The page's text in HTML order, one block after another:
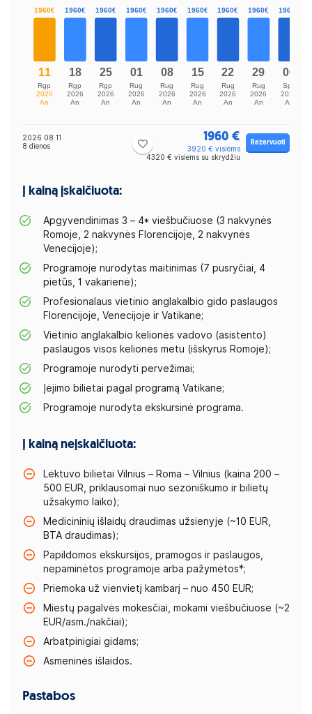
2026 08 11
8 dienos
1960 €
3920 € visiems
4320 € visiems su skrydžiu
Rezervuoti
Į kainą įskaičiuota:
Apgyvendinimas 3 – 4* viešbučiuose (3 nakvynės
Romoje, 2 nakvynės Florencijoje, 2 nakvynės
Venecijoje);
Programoje nurodytas maitinimas (7 pusryčiai, 4
pietūs, 1 vakarienė);
Profesionalaus vietinio anglakalbio gido paslaugos
Florencijoje, Venecijoje ir Vatikane;
Vietinio anglakalbio kelionės vadovo (asistento)
paslaugos visos kelionės metu (išskyrus Romoje);
Programoje nurodyti pervežimai;
Įėjimo bilietai pagal programą Vatikane;
Programoje nurodyta ekskursinė programa.
Į kainą neįskaičiuota:
Lėktuvo bilietai Vilnius – Roma – Vilnius (kaina 200 –
500 EUR, priklausomai nuo sezoniškumo ir bilietų
užsakymo laiko);
Medicininių išlaidų draudimas užsienyje (~10 EUR,
BTA draudimas);
Papildomos ekskursijos, pramogos ir paslaugos,
nepaminėtos programoje arba pažymėtos*;
Priemoka už vienvietį kambarį – nuo 450 EUR;
Miestų pagalvės mokesčiai, mokami viešbučiuose (~2
EUR/asm./nakčiai);
Arbatpinigiai gidams;
Asmeninės išlaidos.
Pastabos